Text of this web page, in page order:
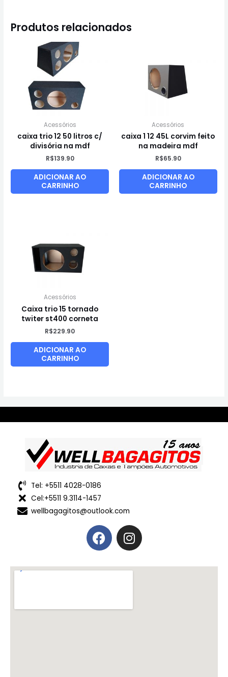
Produtos relacionados
Acessórios
caixa trio 12 50 litros c/
divisória na mdf
R$139.90
ADICIONAR AO
CARRINHO
Acessórios
caixa 1 12 45L corvim feito
na madeira mdf
R$65.90
ADICIONAR AO
CARRINHO
Acessórios
Caixa trio 15 tornado
twiter st400 corneta
R$229.90
ADICIONAR AO
CARRINHO
Tel: +5511 4028-0186
Cel:+5511 9.3114-1457
wellbagagitos@outlook.com